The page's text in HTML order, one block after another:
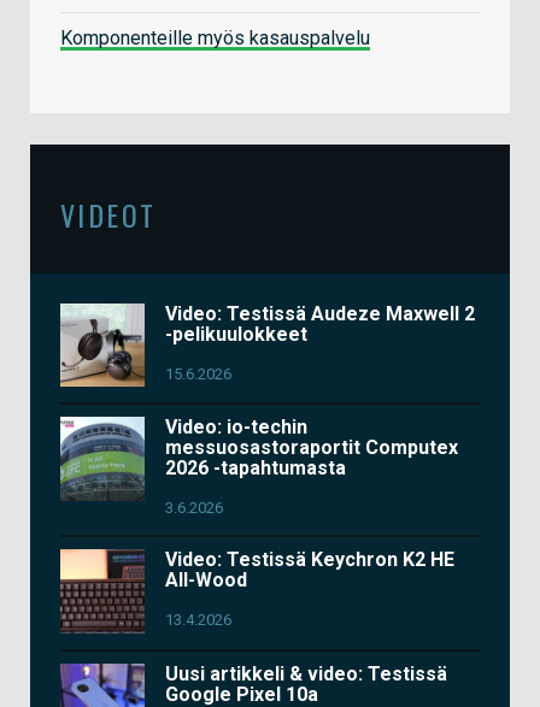
Komponenteille myös kasauspalvelu
VIDEOT
Video: Testissä Audeze Maxwell 2
-pelikuulokkeet
15.6.2026
Video: io-techin
messuosastoraportit Computex
2026 -tapahtumasta
3.6.2026
Video: Testissä Keychron K2 HE
All-Wood
13.4.2026
Uusi artikkeli & video: Testissä
Google Pixel 10a